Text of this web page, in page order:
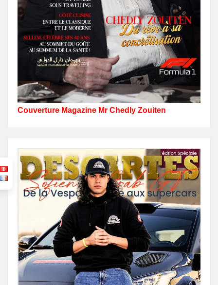
Couverture Magazine Mr Chedly Zouiten